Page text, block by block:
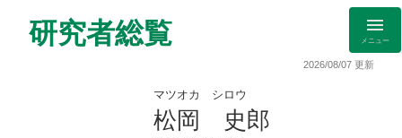
研究者総覧 メニュー
2026/08/07 更新
マツオカ シロウ
松岡 史郎